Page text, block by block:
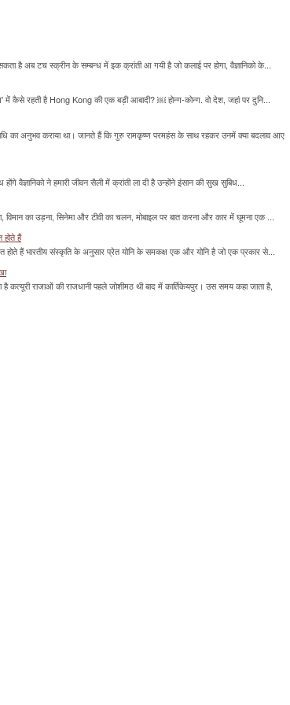
है अब टच स्क्रीन के सम्बन्ध में इक क्रांती आ गयी है जो कलाई पर होगा, वैज्ञानिको के...
कैसे रहती है Hong Kong की एक बड़ी आबादी? ￼ होन्ग-कोन्ग. वो देश, जहां पर दुनि...
का अनुभव कराया था। जानते हैं कि गुरु रामकृष्ण परमहंस के साथ रहकर उनमें क्या बदलाव आए
वैज्ञानिको ने हमारी जीवन सैली में क्रांती ला दी है उन्होंने इंसान की सुख सुबिध...
विमान का उड़ना, सिनेमा और टीवी का चलन, मोबाइल पर बात करना और कार में घूमना एक ...
होते हैं
होते हैं भारतीय संस्कृति के अनुसार प्रेत योनि के समकक्ष एक और योनि है जो एक प्रकार से...
कत्यूरी राजाओं की राजधानी पहले जोशीमठ थी बाद में कार्तिकेयपुर। उस समय कहा जाता है,